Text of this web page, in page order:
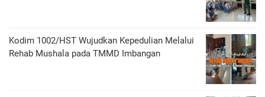
Kodim 1002/HST Wujudkan Kepedulian Melalui
Rehab Mushala pada TMMD Imbangan